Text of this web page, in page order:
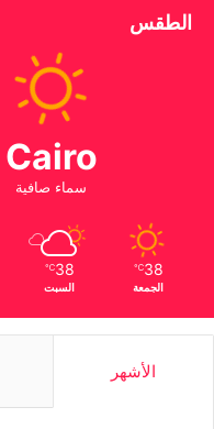
الطقس
Cairo
سماء صافية
38
℃
الجمعة
38
℃
السبت
الأشهر